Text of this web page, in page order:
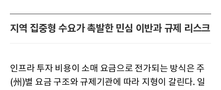
지역 집중형 수요가 촉발한 민심 이반과 규제 리스크
인프라 투자 비용이 소매 요금으로 전가되는 방식은 주
(州)별 요금 구조와 규제기관에 따라 지형이 갈린다. 일